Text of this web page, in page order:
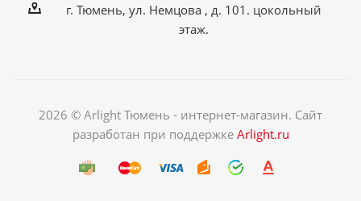
г. Тюмень, ул. Немцова , д. 101. цокольный
этаж.
2026 © Arlight Тюмень - интернет-магазин. Сайт
разработан при поддержке Arlight.ru